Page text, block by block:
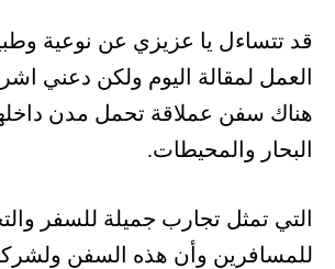
قد تتساءل يا عزيزي عن نوعية
العمل لمقالة اليوم ولكن دعني
هناك سفن عملاقة تحمل مدن
البحار والمحيطات.
التي تمثل تجارب جميلة للسفر
للمسافرين وأن هذه السفن